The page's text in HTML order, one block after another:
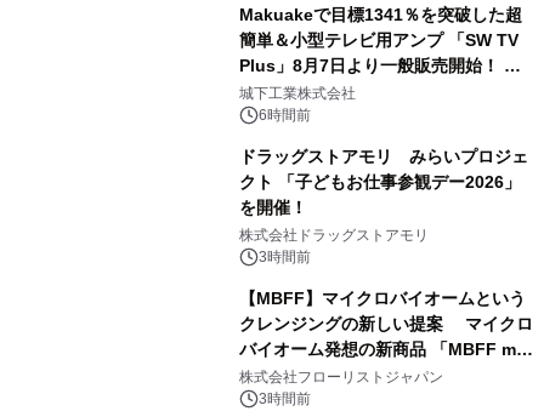
Makuakeで目標1341％を突破した超
簡単＆小型テレビ用アンプ 「SW TV
Plus」8月7日より一般販売開始！ ケ
ーブル1本つなぐだけ、テレビの音が
ぐっと豊かに
城下工業株式会社
6時間前
ドラッグストアモリ みらいプロジェ
クト 「子どもお仕事参観デー2026」
を開催！
株式会社ドラッグストアモリ
3時間前
【MBFF】マイクロバイオームという
クレンジングの新しい提案 マイクロ
バイオーム発想の新商品 「MBFF mb
クレンジングPRO」を2026年8月6日
発売
株式会社フローリストジャパン
3時間前